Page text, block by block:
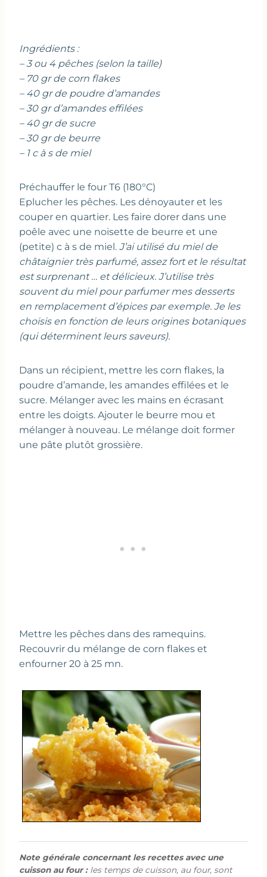
Ingrédients :
– 3 ou 4 pêches (selon la taille)
– 70 gr de corn flakes
– 40 gr de poudre d’amandes
– 30 gr d’amandes effilées
– 40 gr de sucre
– 30 gr de beurre
– 1 c à s de miel
Préchauffer le four T6 (180°C)
Eplucher les pêches. Les dénoyauter et les
couper en quartier. Les faire dorer dans une
poêle avec une noisette de beurre et une
(petite) c à s de miel. J’ai utilisé du miel de
châtaignier très parfumé, assez fort et le résultat
est surprenant … et délicieux. J’utilise très
souvent du miel pour parfumer mes desserts
en remplacement d’épices par exemple. Je les
choisis en fonction de leurs origines botaniques
(qui déterminent leurs saveurs).
Dans un récipient, mettre les corn flakes, la
poudre d’amande, les amandes effilées et le
sucre. Mélanger avec les mains en écrasant
entre les doigts. Ajouter le beurre mou et
mélanger à nouveau. Le mélange doit former
une pâte plutôt grossière.
Mettre les pêches dans des ramequins.
Recouvrir du mélange de corn flakes et
enfourner 20 à 25 mn.
Note générale concernant les recettes avec une
cuisson au four :les temps de cuisson, au four, sont